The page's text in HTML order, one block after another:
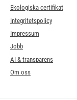
Ekologiska certifikat
Integritetspolicy
Impressum
Jobb
AI & transparens
Om oss